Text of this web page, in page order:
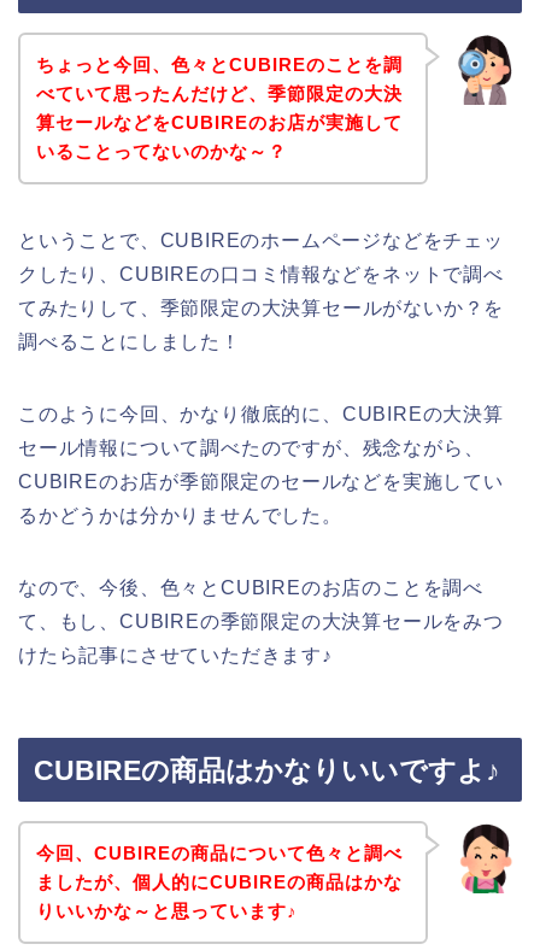
ちょっと今回、色々とCUBIREのことを調
べていて思ったんだけど、季節限定の大決
算セールなどをCUBIREのお店が実施して
いることってないのかな～？
ということで、CUBIREのホームページなどをチェッ
クしたり、CUBIREの口コミ情報などをネットで調べ
てみたりして、季節限定の大決算セールがないか？を
調べることにしました！
このように今回、かなり徹底的に、CUBIREの大決算
セール情報について調べたのですが、残念ながら、
CUBIREのお店が季節限定のセールなどを実施してい
るかどうかは分かりませんでした。
なので、今後、色々とCUBIREのお店のことを調べ
て、もし、CUBIREの季節限定の大決算セールをみつ
けたら記事にさせていただきます♪
CUBIREの商品はかなりいいですよ♪
今回、CUBIREの商品について色々と調べ
ましたが、個人的にCUBIREの商品はかな
りいいかな～と思っています♪